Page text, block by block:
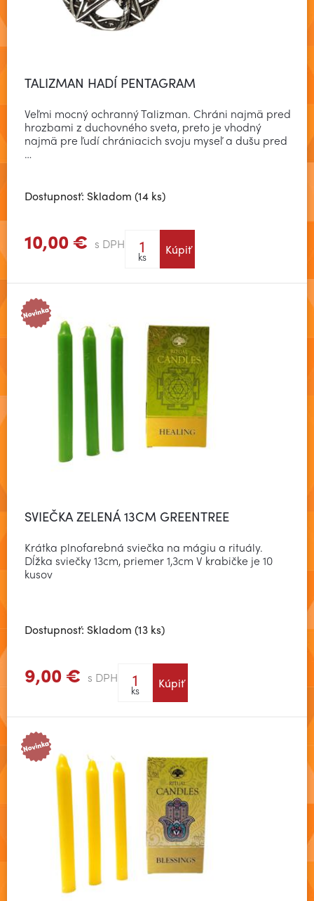
TALIZMAN HADÍ PENTAGRAM
Veľmi mocný ochranný Talizman. Chráni najmä pred
hrozbami z duchovného sveta, preto je vhodný
najmä pre ľudí chrániacich svoju myseľ a dušu pred
…
Dostupnosť: Skladom (14 ks)
10,00 € s DPH
ks Kúpiť
Zobraziť viac
SVIEČKA ZELENÁ 13CM GREENTREE
Krátka plnofarebná sviečka na mágiu a rituály.
Dĺžka sviečky 13cm, priemer 1,3cm V krabičke je 10
kusov
Dostupnosť: Skladom (13 ks)
9,00 € s DPH
ks Kúpiť
Zobraziť viac